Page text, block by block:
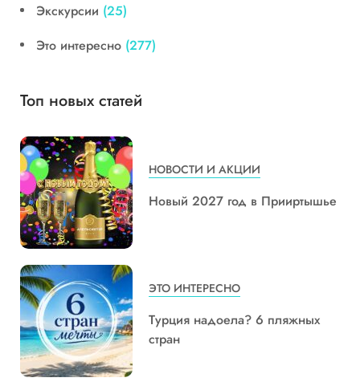
Экскурсии (25)
Это интересно (277)
Топ новых статей
НОВОСТИ И АКЦИИ
Новый 2027 год в Прииртышье
ЭТО ИНТЕРЕСНО
Турция надоела? 6 пляжных
стран